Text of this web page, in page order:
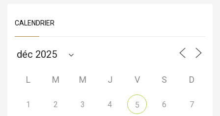
CALENDRIER
L M M J V S D
1 2 3 4 5 6 7